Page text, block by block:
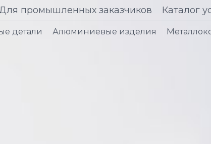
промышленных заказчиков Каталог
детали Алюминиевые изделия